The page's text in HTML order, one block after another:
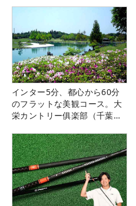
インター5分、都心から60分
のフラットな美観コース。大
栄カントリー俱楽部（千葉